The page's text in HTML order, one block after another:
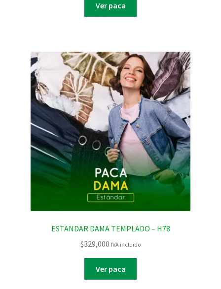
Ver paca
ESTANDAR DAMA TEMPLADO – H78
$329,000 IVA incluido
Ver paca